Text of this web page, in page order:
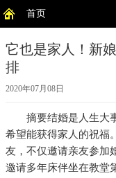
首页
它也是家人！新
排
2020年07月08日
摘要结婚是人生大
希望能获得家人的祝福
友，不仅邀请亲友参加
邀请多年床伴坐在教堂